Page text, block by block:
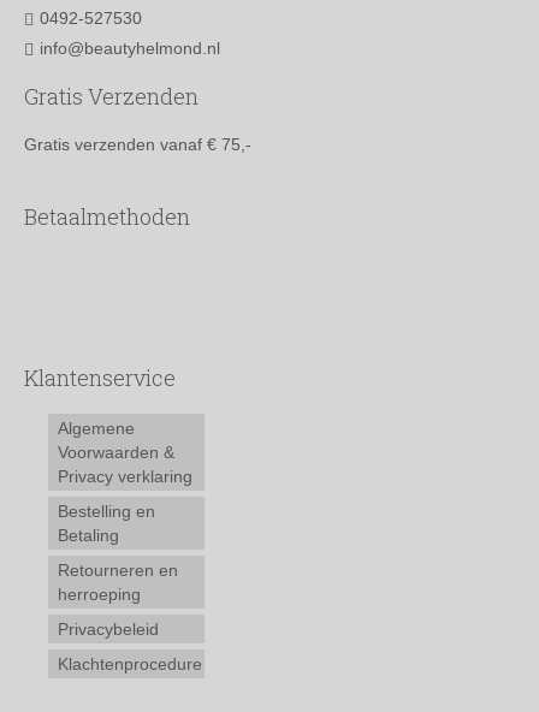
0492-527530
info@beautyhelmond.nl
Gratis Verzenden
Gratis verzenden vanaf € 75,-
Betaalmethoden
Klantenservice
Algemene
Voorwaarden &
Privacy verklaring
Bestelling en
Betaling
Retourneren en
herroeping
Privacybeleid
Klachtenprocedure